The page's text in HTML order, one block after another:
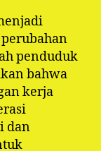
penduduk
bahwa
kerja
dan